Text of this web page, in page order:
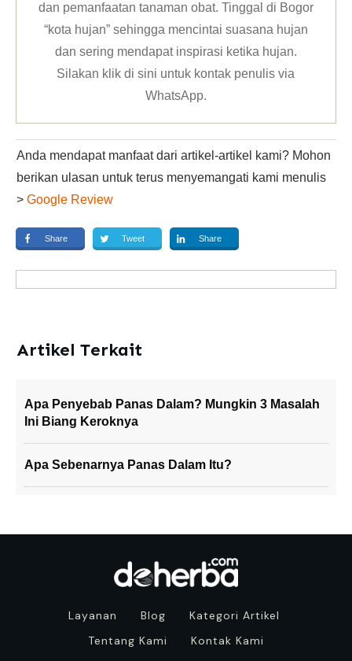
dan pemanfaatan tanaman obat. Tinggal di Bogor
“kota hujan” sehingga mencintai suasana hujan
dan sering mendapat inspirasi ketika hujan.
Silakan klikdi sini untuk kontak penulis via
WhatsApp.
Anda mendapat manfaat dari artikel-artikel kami? Mohon
berikan ulasan untuk terus menyemangati kami menulis
> Google Review
Share Tweet Share
Artikel Terkait
Apa Penyebab Panas Dalam? Mungkin 3 Masalah
Ini Biang Keroknya
Apa Sebenarnya Panas Dalam Itu?
Layanan Blog
Kategori Artikel
Tentang Kami
Kontak Kami